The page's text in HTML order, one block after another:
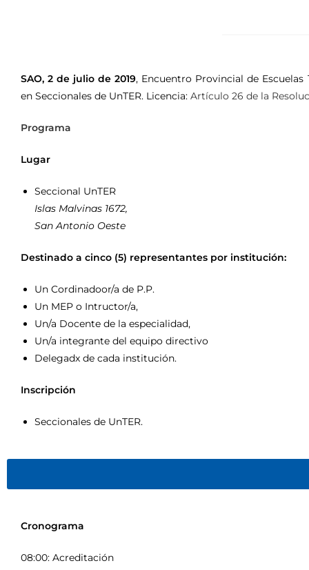
SAO, 2 de julio de 2019, Encuentro Provincial de Escuelas
en Seccionales de UnTER. Licencia: Artículo 26 de la
Programa
Lugar
Seccional UnTER
Islas Malvinas 1672,
San Antonio Oeste
Destinado a cinco (5) representantes por institución:
Un Cordinadoor/a de P.P.
Un MEP o Intructor/a,
Un/a Docente de la especialidad,
Un/a integrante del equipo directivo
Delegadx de cada institución.
Inscripción
Seccionales de UnTER.
Cronograma
08:00: Acreditación